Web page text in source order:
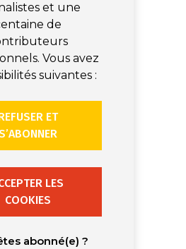
et une
de
Vous avez
suivantes :
ET
LES
COOKIES
abonné(e) ?